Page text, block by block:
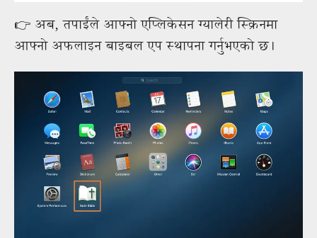
👉 अब, तपाईंले आफ्नो एप्लिकेसन ग्यालेरी स्क्रिनमा
आफ्नो अफलाइन बाइबल एप स्थापना गर्नुभएको छ।